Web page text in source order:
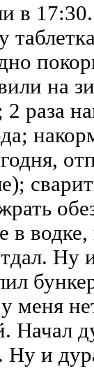
в
на
раза
в
Ну
меня
Ну и